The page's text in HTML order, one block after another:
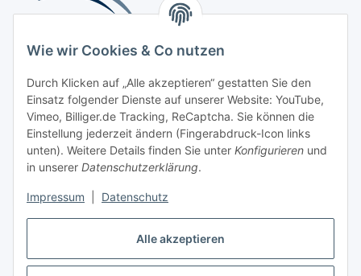
Alle akzeptieren
Wie wir Cookies & Co nutzen
Durch Klicken auf „Alle akzeptieren“ gestatten Sie den
Einsatz folgender Dienste auf unserer Website: YouTube,
Vimeo, Billiger.de Tracking, ReCaptcha. Sie können die
Einstellung jederzeit ändern (Fingerabdruck-Icon links
unten). Weitere Details finden Sie unter Konfigurieren und
in unserer Datenschutzerklärung.
Impressum Datenschutz
Beliebte Kategorien
Kompressionsversorgung